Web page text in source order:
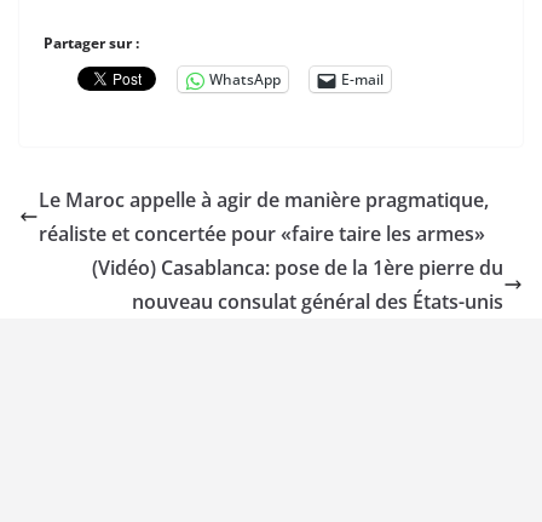
Partager sur :
WhatsApp
E-mail
Le Maroc appelle à agir de manière pragmatique,
réaliste et concertée pour «faire taire les armes»
(Vidéo) Casablanca: pose de la 1ère pierre du
nouveau consulat général des États-unis